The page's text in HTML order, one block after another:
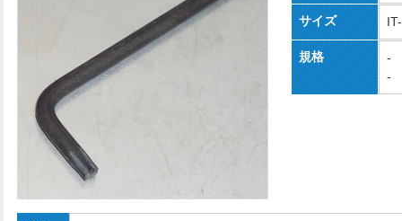
サイズ
規格
-
-